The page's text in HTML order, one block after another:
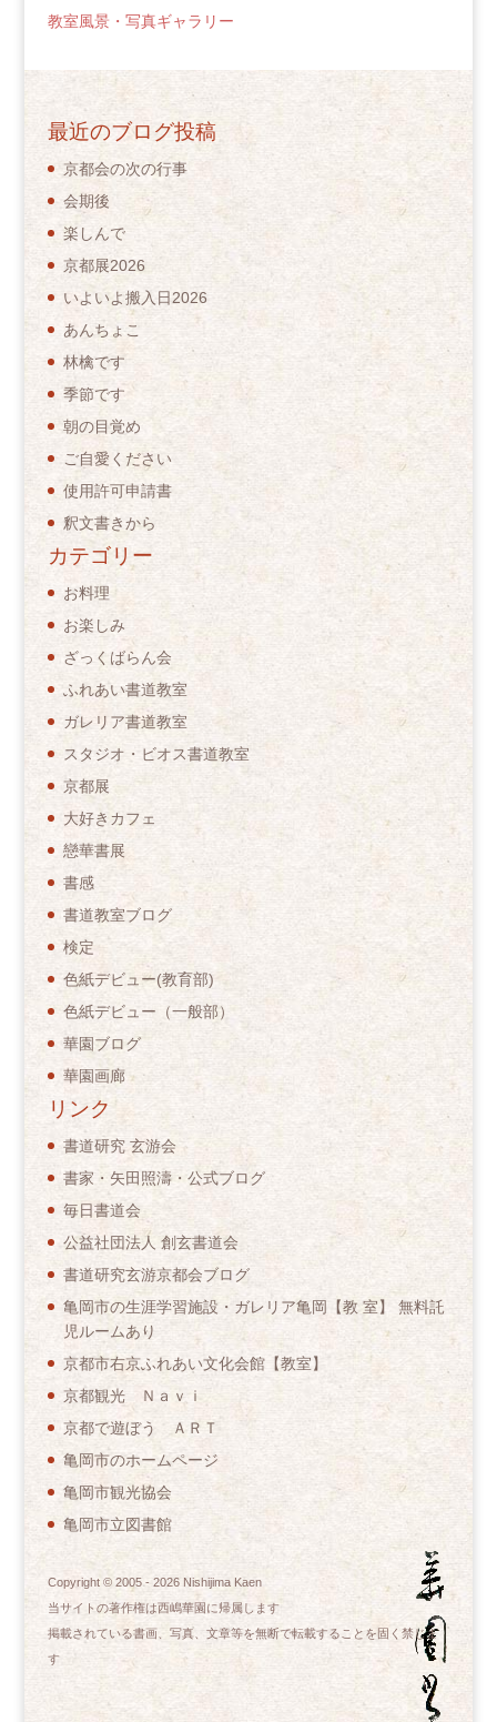
教室風景・写真ギャラリー
最近のブログ投稿
京都会の次の行事
会期後
楽しんで
京都展2026
いよいよ搬入日2026
あんちょこ
林檎です
季節です
朝の目覚め
ご自愛ください
使用許可申請書
釈文書きから
カテゴリー
お料理
お楽しみ
ざっくばらん会
ふれあい書道教室
ガレリア書道教室
スタジオ・ビオス書道教室
京都展
大好きカフェ
戀華書展
書感
書道教室ブログ
検定
色紙デビュー(教育部)
色紙デビュー（一般部）
華園ブログ
華園画廊
リンク
書道研究 玄游会
書家・矢田照濤・公式ブログ
毎日書道会
公益社団法人 創玄書道会
書道研究玄游京都会ブログ
亀岡市の生涯学習施設・ガレリア亀岡【教 室】 無料託
児ルームあり
京都市右京ふれあい文化会館【教室】
京都観光 Ｎａｖｉ
京都で遊ぼう ＡＲＴ
亀岡市のホームページ
亀岡市観光協会
亀岡市立図書館
Copyright © 2005 - 2026Nishijima Kaen
当サイトの著作権は西嶋華園に帰属します
掲載されている書画、写真、文章等を無断で転載することを固く禁じま
す